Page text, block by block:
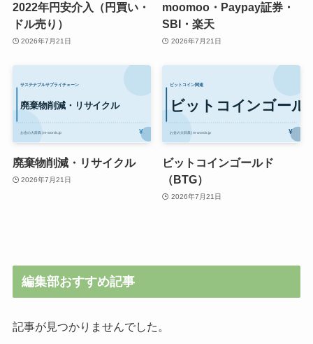
2022年円安介入（円買い・
ドル売り）
2026年7月21日
moomoo・Paypay証券・
SBI・楽天
2026年7月21日
廃棄物削減・リサイクル
2026年7月21日
ビットコインゴールド
（BTG）
2026年7月21日
編集部おすすめ記事
記事が見つかりませんでした。